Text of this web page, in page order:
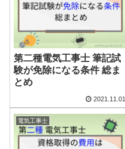
第二種電気工事士 筆記試
験が免除になる条件 総ま
とめ
2021.11.01
電気工事士